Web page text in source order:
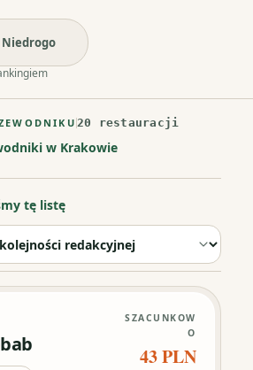
Niedrogo
20 restauracji
w Krakowie
tę listę
SZACUNKOW
O
43 PLN